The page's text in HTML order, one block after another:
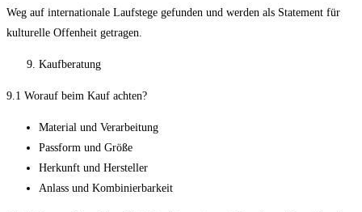
Weg auf internationale Laufstege gefunden und werden als Statement für
kulturelle Offenheit getragen.
Kaufberatung
9.1 Worauf beim Kauf achten?
Material und Verarbeitung
Passform und Größe
Herkunft und Hersteller
Anlass und Kombinierbarkeit